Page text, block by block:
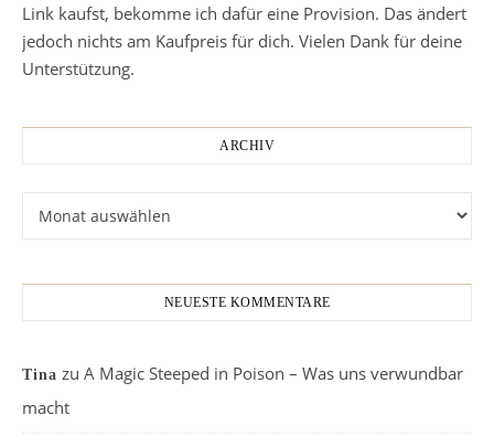
Link kaufst, bekomme ich dafür eine Provision. Das ändert
jedoch nichts am Kaufpreis für dich. Vielen Dank für deine
Unterstützung.
ARCHIV
NEUESTE KOMMENTARE
Tina zu A Magic Steeped in Poison – Was uns verwundbar
macht